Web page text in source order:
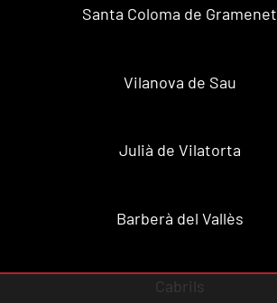
Santa Coloma de Gramenet
Vilanova de Sau
Julià de Vilatorta
Barberà del Vallès
Cabrils